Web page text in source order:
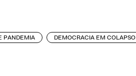
PANDEMIA
DEMOCRACIA EM COLAPSO